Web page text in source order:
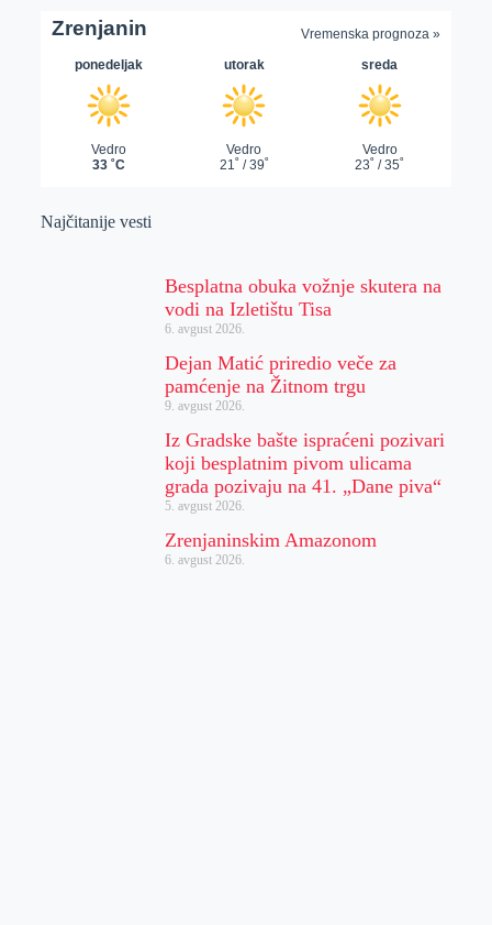
Najčitanije vesti
Besplatna obuka vožnje skutera na
vodi na Izletištu Tisa
6. avgust 2026.
Dejan Matić priredio veče za
pamćenje na Žitnom trgu
9. avgust 2026.
Iz Gradske bašte ispraćeni pozivari
koji besplatnim pivom ulicama
grada pozivaju na 41. „Dane piva“
5. avgust 2026.
Zrenjaninskim Amazonom
6. avgust 2026.